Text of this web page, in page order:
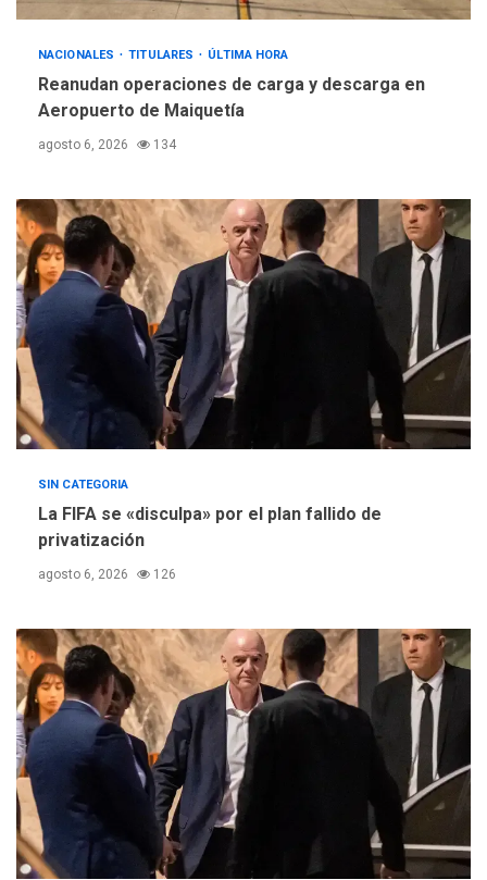
REGIONALES ÚLTIMA HORA
Instituciones estadales se
suman al Plan Agosto de
5
ÚLTIMA HORA
Concejo Municipal de
Mariño respalda a Cámara
de Comercio para reforma
de Ley de Puerto Libre
NACIONALES TITULARES ÚLTIMA HORA
Reanudan operaciones de carga y descarga en
Aeropuerto de Maiquetía
agosto 6, 2026 134
SIN CATEGORIA
La FIFA se «disculpa» por el plan fallido de
privatización
agosto 6, 2026 126